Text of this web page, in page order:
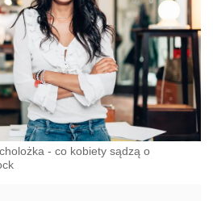
- co kobiety sądzą o